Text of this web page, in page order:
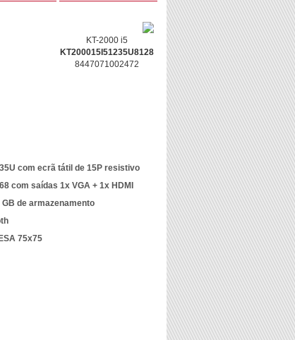
KT-2000 i5
KT200015I51235U8128
8447071002472
com ecrã tátil de 15P resistivo
com saídas 1x VGA + 1x HDMI
GB de armazenamento
75x75